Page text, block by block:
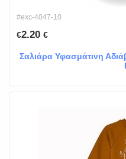
#exc-4047-10
€2.20 €
Σαλιάρα Υφασμάτινη